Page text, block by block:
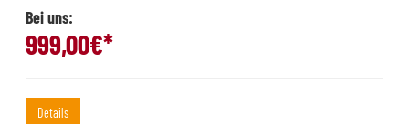
Bei uns:
999,00€*
Details